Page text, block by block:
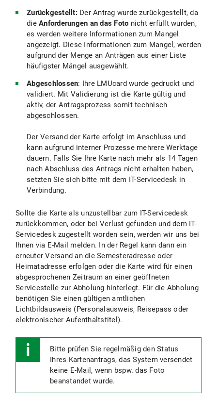
Zurückgestellt:Der Antrag wurde zurückgestellt, da
die Anforderungen an das Foto nicht erfüllt wurden,
es werden weitere Informationen zum Mangel
angezeigt. Diese Informationen zum Mangel, werden
aufgrund der Menge an Anträgen aus einer Liste
häufigster Mängel ausgewählt.
Abgeschlossen: Ihre LMUcard wurde gedruckt und
validiert. Mit Validierung ist die Karte gültig und
aktiv, der Antragsprozess somit technisch
abgeschlossen.
Der Versand der Karte erfolgt im Anschluss und
kann aufgrund interner Prozesse mehrere Werktage
dauern. Falls Sie Ihre Karte nach mehr als 14 Tagen
nach Abschluss des Antrags nicht erhalten haben,
setzten Sie sich bitte mit dem IT-Servicedesk in
Verbindung.
Sollte die Karte als unzustellbar zum IT-Servicedesk
zurückkommen, oder bei Verlust gefunden und dem IT-
Servicedesk zugestellt worden sein, werden wir uns bei
Ihnen via E-Mail melden. In der Regel kann dann ein
erneuter Versand an die Semesteradresse oder
Heimatadresse erfolgen oder die Karte wird für einen
abgesprochenen Zeitraum an einer geöffneten
Servicestelle zur Abholung hinterlegt. Für die Abholung
benötigen Sie einen gültigen amtlichen
Lichtbildausweis (Personalausweis, Reisepass oder
elektronischer Aufenthaltstitel).
Bitte prüfen Sie regelmäßig den Status
Ihres Kartenantrags, das System versendet
keine E-Mail, wenn bspw. das Foto
beanstandet wurde.